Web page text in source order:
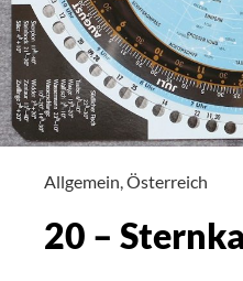
Allgemein,Österreich
20 –